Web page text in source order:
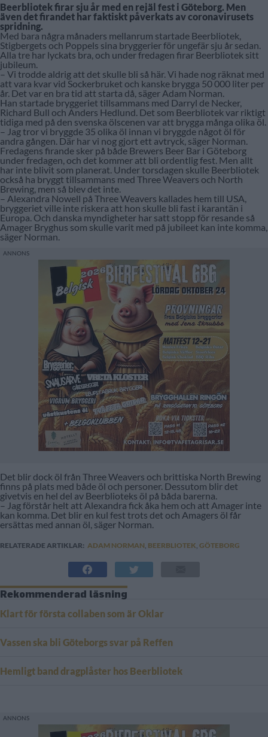
Beerbliotek firar sju år med en rejäl fest i Göteborg. Men
även det firandet har faktiskt påverkats av coronavirusets
spridning.
Med bara några månaders mellanrum startade Beerbliotek,
Stigbergets och Poppels sina bryggerier för ungefär sju år sedan.
Alla tre har lyckats bra, och under fredagen firar Beerbliotek sitt
jubileum.
– Vi trodde aldrig att det skulle bli så här. Vi hade nog räknat med
att vara kvar vid Sockerbruket och kanske brygga 50 000 liter per
år. Det var en bra tid att starta då, säger Adam Norman.
Han startade bryggeriet tillsammans med Darryl de Necker,
Richard Bull och Anders Hedlund. Det som Beerbliotek var riktigt
tidiga med på den svenska ölscenen var att brygga många olika öl.
– Jag tror vi bryggde 35 olika öl innan vi bryggde något öl för
andra gången. Där har vi nog gjort ett avtryck, säger Norman.
Fredagens firande sker på både Brewers Beer Bar i Göteborg
under fredagen, och det kommer att bli ordentlig fest. Men allt
har inte blivit som planerat. Under torsdagen skulle Beerbliotek
också ha bryggt tillsammans med Three Weavers och North
Brewing, men så blev det inte.
– Alexandra Nowell på Three Weavers kallades hem till USA,
bryggeriet ville inte riskera att hon skulle bli fast i karantän i
Europa. Och danska myndigheter har satt stopp för resande så
Amager Bryghus som skulle varit med på jubileet kan inte komma,
säger Norman.
Det blir dock öl från Three Weavers och brittiska North Brewing
finns på plats med både öl och personer. Dessutom blir det
givetvis en hel del av Beerblioteks öl på båda barerna.
– Jag förstår helt att Alexandra fick åka hem och att Amager inte
kan komma. Det blir en kul fest trots det och Amagers öl får
ersättas med annan öl, säger Norman.
RELATERADE ARTIKLAR: ADAM NORMAN BEERBLIOTEK GÖTEBORG
Rekommenderad läsning
Klart för första collaben som är Oklar
Vassen ska bli Göteborgs svar på Reffen
Hemligt band dragplåster hos Beerbliotek